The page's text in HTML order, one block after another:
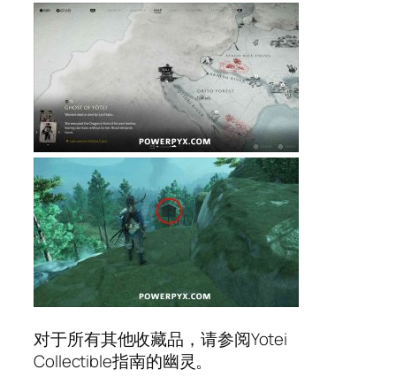
对于所有其他收藏品，请参阅Yotei
Collectible指南的幽灵。